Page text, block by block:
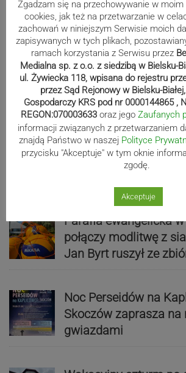
Wydarzenia
Parafia ewangelicka
połączy modlitwę z
Jan Byrt ruszył ze
Noc Perseidów na
Skoczów zaprasza na
gwiazdami
Zgadzam się na przechowywanie w moim
cookies, jak też na przetwarzanie w
zachowań w niniejszym Serwisie moich
zapisywanych w tych plikach,
ramach korzystania z Serwisu przez
Medialna sp. z o.o. z siedzibą w Bielsku-
ul. Żywiecka 118, wpisana do rejestru
przez Sąd Rejonowy w Bielsku-Białej,
Gospodarczy KRS pod nr 0000144865 ,
REGON:070003633 oraz jego Zaufanych
informacji związanych z przetwarzaniem
znajdą Państwo w naszej Polityce
przycisku "Akceptuje" w tym oknie
zgodę.
Akceptuje